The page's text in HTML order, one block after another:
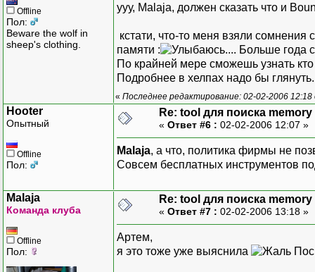
Offline
Пол:
Beware the wolf in
sheep's clothing.
ууу, Malaja, должен сказать что и
кстати, что-то меня взяли
памяти :
.... Больше года
По крайней мере сможешь узнать
Подробнее в хелпах надо бы
« Последнее редактирование: 02-02-2006
Hooter
Опытный
Offline
Пол:
Re: tool для поиска memory
« Ответ #6 : 02-02-2006 12:07 »
Malaja, а что, политика фирмы не
Совсем бесплатных инструментов
Malaja
Команда клуба
Offline
Пол:
Re: tool для поиска memory
« Ответ #7 : 02-02-2006 13:18 »
Артем,
я это тоже уже выяснила